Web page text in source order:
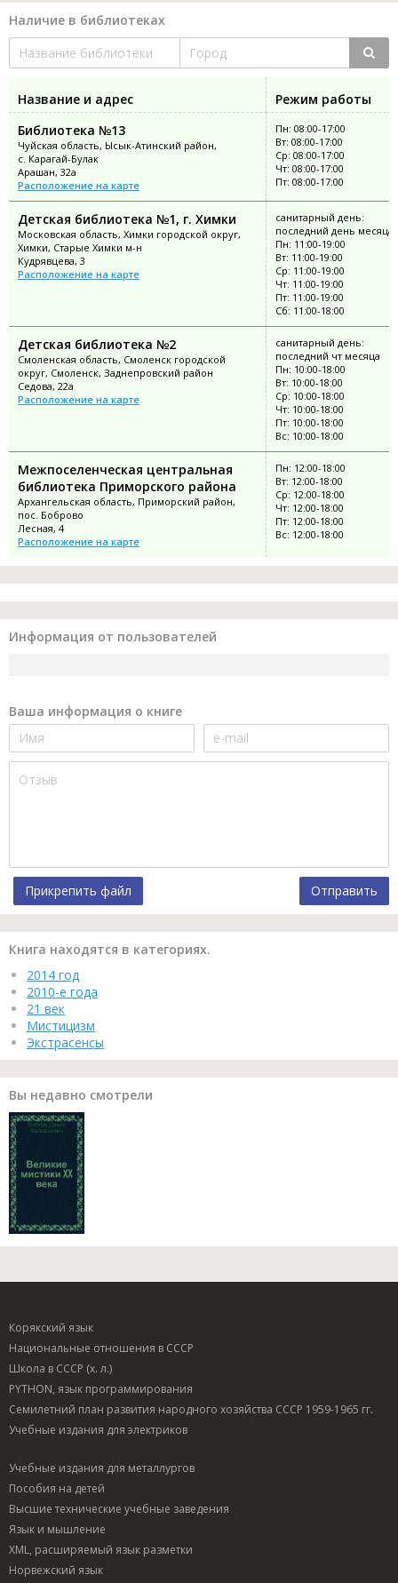
Наличие в библиотеках
Название и адрес
Режим работы
Библиотека №13
Чуйская область, Ысык-Атинский район,
с. Карагай-Булак
Арашан, 32а
Расположение на карте
Пн: 08:00-17:00
Вт: 08:00-17:00
Ср: 08:00-17:00
Чт: 08:00-17:00
Пт: 08:00-17:00
Детская библиотека №1, г. Химки
Московская область, Химки городской округ,
Химки, Старые Химки м-н
Кудрявцева, 3
Расположение на карте
санитарный день:
последний день месяца
Пн: 11:00-19:00
Вт: 11:00-19:00
Ср: 11:00-19:00
Чт: 11:00-19:00
Пт: 11:00-19:00
Сб: 11:00-18:00
Детская библиотека №2
Смоленская область, Смоленск городской
округ, Смоленск, Заднепровский район
Седова, 22а
Расположение на карте
санитарный день:
последний чт месяца
Пн: 10:00-18:00
Вт: 10:00-18:00
Ср: 10:00-18:00
Чт: 10:00-18:00
Пт: 10:00-18:00
Вс: 10:00-18:00
Межпоселенческая центральная
библиотека Приморского района
Архангельская область, Приморский район,
пос. Боброво
Лесная, 4
Расположение на карте
Пн: 12:00-18:00
Вт: 12:00-18:00
Ср: 12:00-18:00
Чт: 12:00-18:00
Пт: 12:00-18:00
Вс: 12:00-18:00
Информация от пользователей
Ваша информация о книге
Прикрепить файл Отправить
Книга находятся в категориях.
2014 год
2010-е года
21 век
Мистицизм
Экстрасенсы
Вы недавно смотрели
Корякский язык
Национальные отношения в СССР
Школа в СССР (х. л.)
PYTHON, язык программирования
Семилетний план развития народного хозяйства СССР 1959-1965 гг.
Учебные издания для электриков
Учебные издания для металлургов
Пособия на детей
Высшие технические учебные заведения
Язык и мышление
XML, расширяемый язык разметки
Норвежский язык